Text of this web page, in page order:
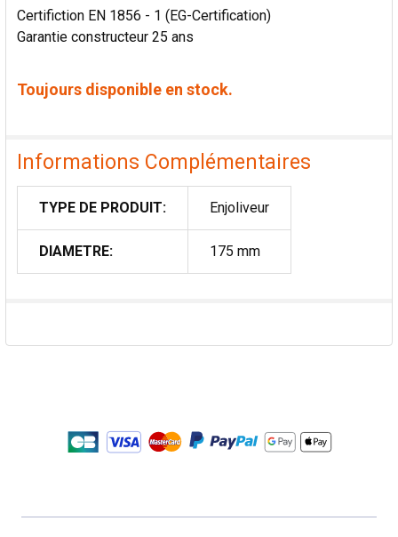
Certifiction EN 1856 - 1 (EG-Certification)
Garantie constructeur 25 ans
Toujours disponible en stock.
Informations Complémentaires
TYPE DE PRODUIT: Enjoliveur
DIAMETRE: 175 mm